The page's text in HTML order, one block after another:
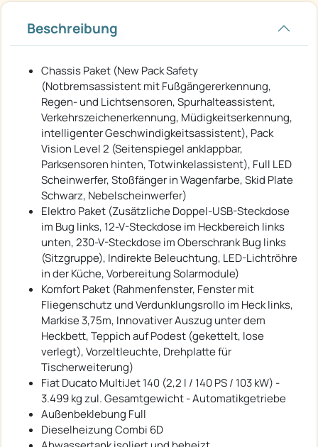
Beschreibung
Chassis Paket (New Pack Safety
(Notbremsassistent mit Fußgängererkennung,
Regen- und Lichtsensoren, Spurhalteassistent,
Verkehrszeichenerkennung, Müdigkeitserkennung,
intelligenter Geschwindigkeitsassistent), Pack
Vision Level 2 (Seitenspiegel anklappbar,
Parksensoren hinten, Totwinkelassistent), Full LED
Scheinwerfer, Stoßfänger in Wagenfarbe, Skid Plate
Schwarz, Nebelscheinwerfer)
Elektro Paket (Zusätzliche Doppel-USB-Steckdose
im Bug links, 12-V-Steckdose im Heckbereich links
unten, 230-V-Steckdose im Oberschrank Bug links
(Sitzgruppe), Indirekte Beleuchtung, LED-Lichtröhre
in der Küche, Vorbereitung Solarmodule)
Komfort Paket (Rahmenfenster, Fenster mit
Fliegenschutz und Verdunklungsrollo im Heck links,
Markise 3,75m, Innovativer Auszug unter dem
Heckbett, Teppich auf Podest (gekettelt, lose
verlegt), Vorzeltleuchte, Drehplatte für
Tischerweiterung)
Fiat Ducato MultiJet 140 (2,2 l / 140 PS / 103 kW) -
3.499 kg zul. Gesamtgewicht - Automatikgetriebe
Außenbeklebung Full
Dieselheizung Combi 6D